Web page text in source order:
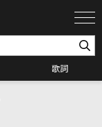
歌詞